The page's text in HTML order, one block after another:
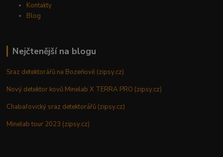
Kontakty
Blog
Nejčtenější na blogu
Sraz detektorářů na Bozeňově (zipsy.cz)
Nový detektor kovů Minelab X TERRA PRO (zipsy.cz)
Chabařovický sraz detektorářů (zipsy.cz)
Minelab tour 2023 (zipsy.cz)